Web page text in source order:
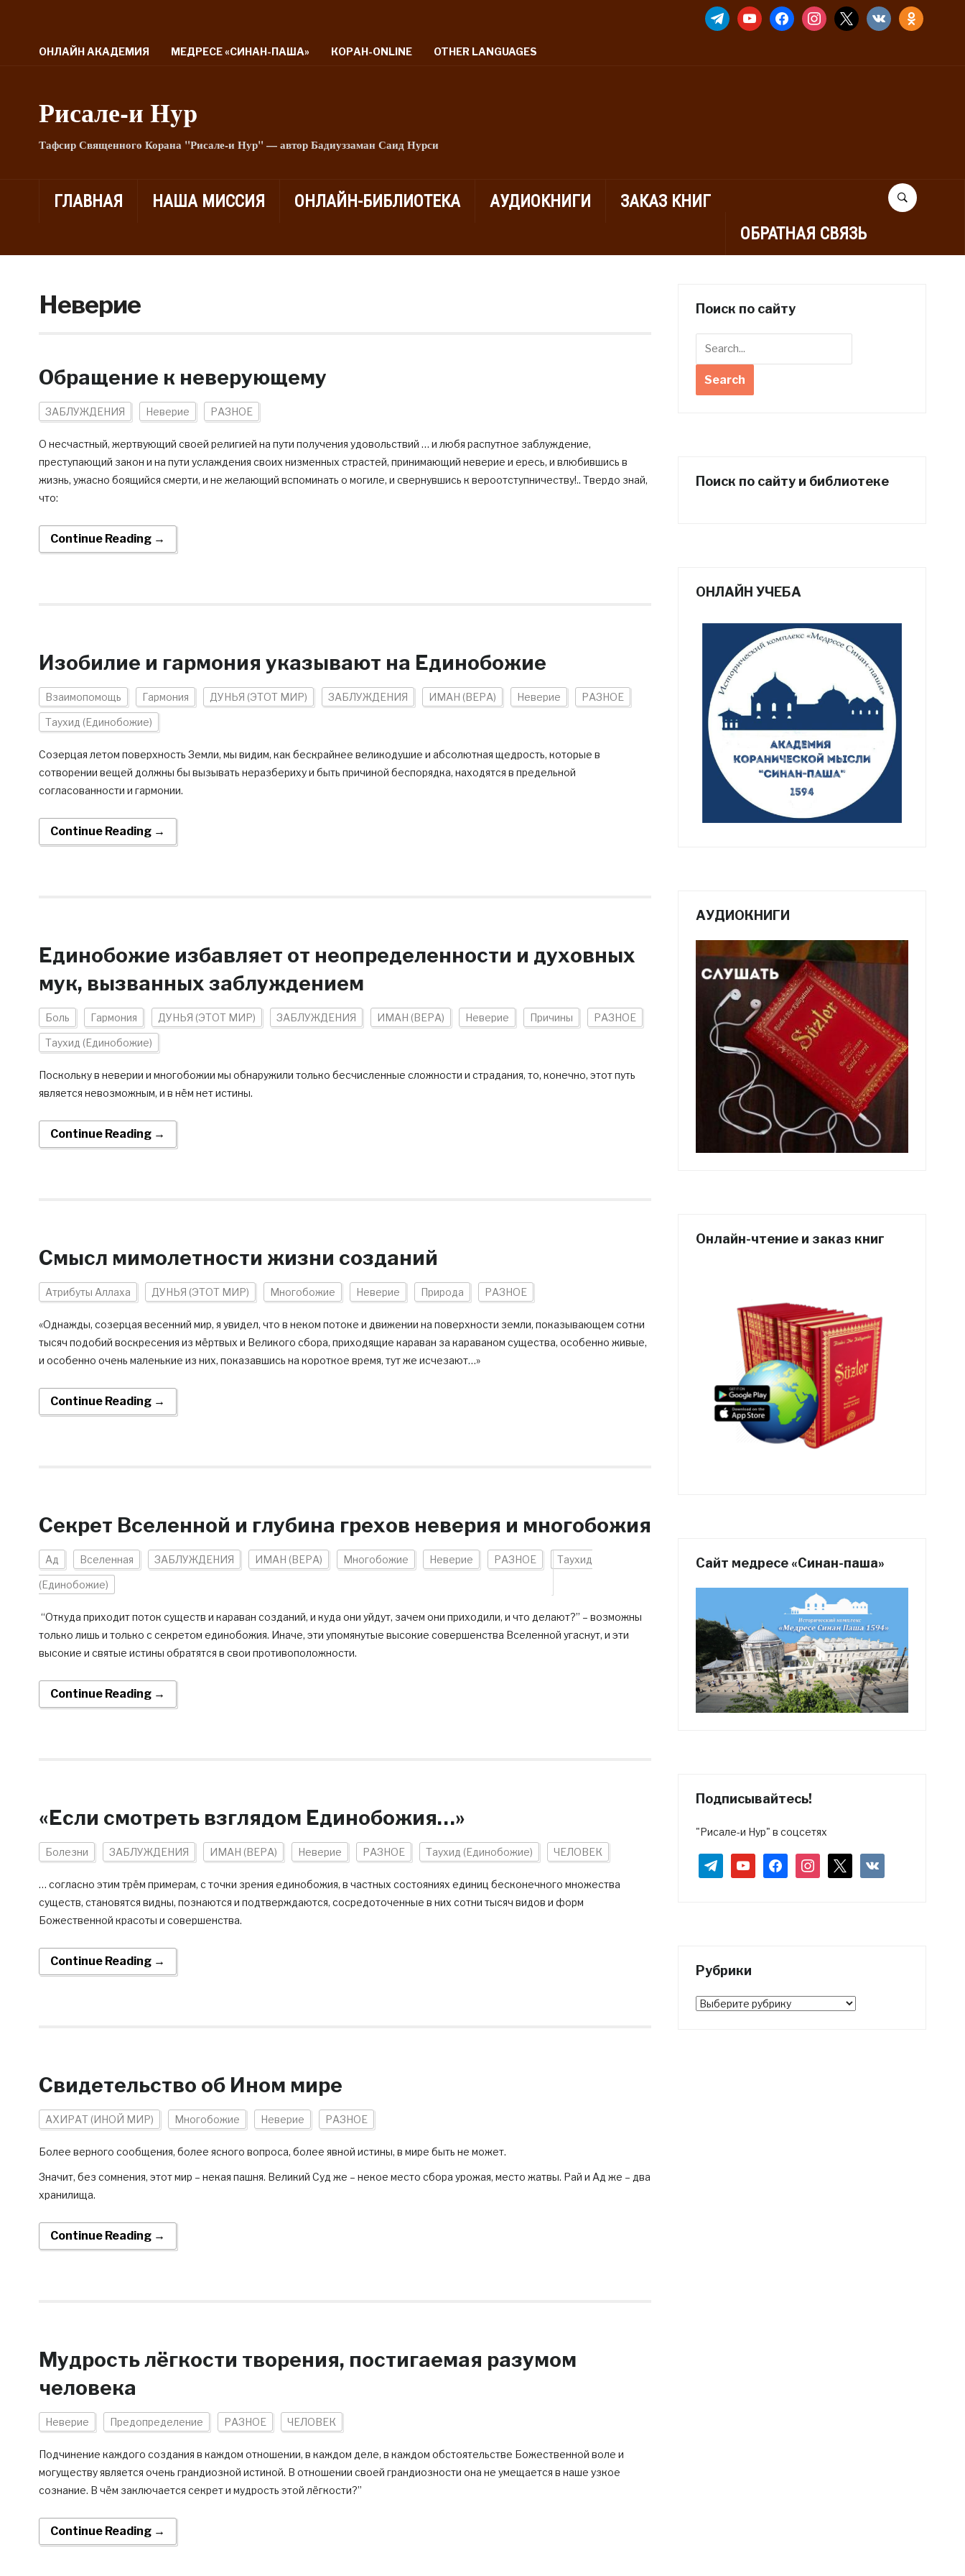
TELEGRAMYOUTUBEFACEBOOKINSTAGRAM
X VKONTAKTE
ОНЛАЙН АКАДЕМИЯ МЕДРЕСЕ «СИНАН-ПАША» КОРАН-ONLINE OTHER LANGUAGES
Рисале-и Hyp
Тафсир Священного Корана "Рисале-и Нур" — автор Бадиуззаман Саид Нурси
ГЛАВНАЯ НАША МИССИЯ ОНЛАЙН-БИБЛИОТЕКА АУДИОКНИГИ
ЗАКАЗ КНИГ
ОБРАТНАЯ СВЯЗЬ
Неверие
Обращение к неверующему
ЗАБЛУЖДЕНИЯ Неверие РАЗНОЕ
О несчастный, жертвующий своей религией на пути получения удовольствий … и любя распутное заблуждение,
преступающий закон и на пути услаждения своих низменных страстей, принимающий неверие и ересь, и влюбившись в
жизнь, ужасно боящийся смерти, и не желающий вспоминать о могиле, и свернувшись к вероотступничеству!.. Твердо знай,
что:
Continue Reading →
Изобилие и гармония указывают на Единобожие
Взаимопомощь Гармония ДУНЬЯ (ЭТОТ МИР) ЗАБЛУЖДЕНИЯ ИМАН (ВЕРА) Неверие РАЗНОЕ
Таухид (Единобожие)
Созерцая летом поверхность Земли, мы видим, как бескрайнее великодушие и абсолютная щедрость, которые в
сотворении вещей должны бы вызывать неразбериху и быть причиной беспорядка, находятся в предельной
согласованности и гармонии.
Continue Reading →
Единобожие избавляет от неопределенности и духовных
мук, вызванных заблуждением
Боль Гармония ДУНЬЯ (ЭТОТ МИР) ЗАБЛУЖДЕНИЯ ИМАН (ВЕРА) Неверие Причины РАЗНОЕ
Таухид (Единобожие)
Поскольку в неверии и многобожии мы обнаружили только бесчисленные сложности и страдания, то, конечно, этот путь
является невозможным, и в нём нет истины.
Continue Reading →
Смысл мимолетности жизни созданий
Атрибуты Аллаха ДУНЬЯ (ЭТОТ МИР) Многобожие Неверие Природа РАЗНОЕ
«Однажды, созерцая весенний мир, я увидел, что в неком потоке и движении на поверхности земли, показывающем сотни
тысяч подобий воскресения из мёртвых и Великого сбора, приходящие караван за караваном существа, особенно живые,
и особенно очень маленькие из них, показавшись на короткое время, тут же исчезают…»
Continue Reading →
Секрет Вселенной и глубина грехов неверия и многобожия
Ад Вселенная ЗАБЛУЖДЕНИЯ ИМАН (ВЕРА) Многобожие Неверие РАЗНОЕ Таухид
(Единобожие)
“Откуда приходит поток существ и караван созданий, и куда они уйдут, зачем они приходили, и что делают?” – возможны
только лишь и только с секретом единобожия. Иначе, эти упомянутые высокие совершенства Вселенной угаснут, и эти
высокие и святые истины обратятся в свои противоположности.
Continue Reading →
«Если смотреть взглядом Единобожия…»
Болезни ЗАБЛУЖДЕНИЯ ИМАН (ВЕРА) Неверие РАЗНОЕ Таухид (Единобожие) ЧЕЛОВЕК
… согласно этим трём примерам, с точки зрения единобожия, в частных состояниях единиц бесконечного множества
существ, становятся видны, познаются и подтверждаются, сосредоточенные в них сотни тысяч видов и форм
Божественной красоты и совершенства.
Continue Reading →
Свидетельство об Ином мире
АХИРАТ (ИНОЙ МИР) Многобожие Неверие РАЗНОЕ
Более верного сообщения, более ясного вопроса, более явной истины, в мире быть не может.
Значит, без сомнения, этот мир – некая пашня. Великий Суд же – некое место сбора урожая, место жатвы. Рай и Ад же – два
хранилища.
Continue Reading →
Мудрость лёгкости творения, постигаемая разумом
человека
Неверие Предопределение РАЗНОЕ ЧЕЛОВЕК
Подчинение каждого создания в каждом отношении, в каждом деле, в каждом обстоятельстве Божественной воле и
могуществу является очень грандиозной истиной. В отношении своей грандиозности она не умещается в наше узкое
сознание. В чём заключается секрет и мудрость этой лёгкости?”
Continue Reading →
Поиск по сайту
Поиск по сайту и библиотеке
ОНЛАЙН УЧЕБА
АУДИОКНИГИ
Онлайн-чтение и заказ книг
Сайт медресе «Синан-паша»
Подписывайтесь!
"Рисале-и Нур" в соцсетях
telegramyoutubefacebookinstagram vkontakte
Рубрики
Рубрики